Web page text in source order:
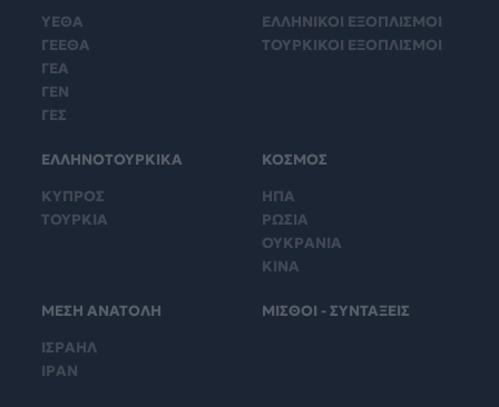
ΥΕΘΑ
ΓΕΕΘΑ
ΓΕΑ
ΓΕΝ
ΓΕΣ
ΕΛΛΗΝΙΚΟΙ ΕΞΟΠΛΙΣΜΟΙ
ΤΟΥΡΚΙΚΟΙ ΕΞΟΠΛΙΣΜΟΙ
ΕΛΛΗΝΟΤΟΥΡΚΙΚΑ
ΚΥΠΡΟΣ
ΤΟΥΡΚΙΑ
ΚΟΣΜΟΣ
ΗΠΑ
ΡΩΣΙΑ
ΟΥΚΡΑΝΙΑ
ΚΙΝΑ
ΜΕΣΗ ΑΝΑΤΟΛΗ
ΙΣΡΑΗΛ
ΙΡΑΝ
ΜΙΣΘΟΙ - ΣΥΝΤΑΞΕΙΣ